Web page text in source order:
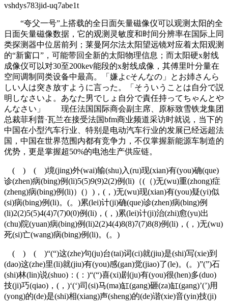
vshdys783jid-uq7abe1t
“夸父一号”上搭载的全日面矢量磁像仪可以观测太阳的全
日面矢量磁像数据，它的观测灵敏度和时间分辨率在国际上同
类探测器中位居前列；莱曼阿尔法太阳望远镜对应着太阳观测
的“新窗口”，可能带回全新的太阳物理信息；而太阳硬x射线
成像仪可以对30至200kev能段的x射线成像，其傅里叶分量在
空间调制同类设备中最高。「嫌よcそんなの」とお姉さんら
しい人は突き放すように言った。「そういうことは自分で説
明しなさいよ。あなた男でしょ自分で責任持ってちゃんとや
んなさい」 现任法国国际商会副主席、原标致雪铁龙集团
总裁菲利普·瓦兰在接受法国bfm商业频道采访时就说，当下的
中国在小型汽车行业、特别是电动汽车行业的发展已经远超法
国，中国在世界范围内都有竞争力，不仅掌握新能源车制造的
优势，更是掌握超50%的电池生产供应链。
( ) ( )境(jing)外(wai)输(shu)入(ru)现(xian)有(you)确(que)
诊(zhen)病(bing)例(li)5(5)9(9)2(2)例(li)（(（)无(wu)重(zhong)症
(zheng)病(bing)例(li)）(）)，(，)无(wu)现(xian)有(you)疑(yi)似
(si)病(bing)例(li)。(。)累(lei)计(ji)确(que)诊(zhen)病(bing)例
(li)2(2)5(5)4(4)7(7)0(0)例(li)，(，)累(lei)计(ji)治(zhi)愈(yu)出
(chu)院(yuan)病(bing)例(li)2(2)4(4)8(8)7(7)8(8)例(li)，(，)无(wu)
死(si)亡(wang)病(bing)例(li)。(。)
( ) ( )“(“)这(zhe)句(ju)台(tai)词(ci)就(jiu)是(shi)写(xie)到
(dao)这(zhe)里(li)就(jiu)有(you)感(gan)觉(jiao)了(le)。(。)”(”)石
(shi)林(lin)说(shuo)：(：)“(“)喜(xi)剧(ju)有(you)很(hen)多(duo)
技(ji)巧(qiao)，(，)‘(‘)司(si)马(ma)缸(gang)砸(za)缸(gang)’(’)用
(yong)的(de)是(shi)相(xiang)声(sheng)的(de)谐(xie)音(yin)技(ji)